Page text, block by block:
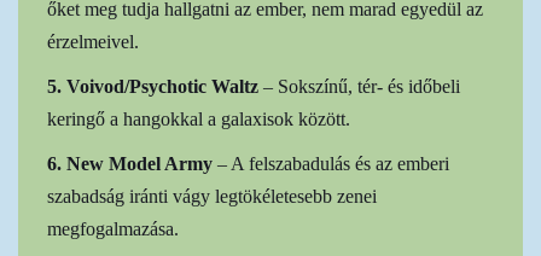
őket meg tudja hallgatni az ember, nem marad egyedül az
érzelmeivel.
5. Voivod/Psychotic Waltz – Sokszínű, tér- és időbeli
keringő a hangokkal a galaxisok között.
6. New Model Army – A felszabadulás és az emberi
szabadság iránti vágy legtökéletesebb zenei
megfogalmazása.